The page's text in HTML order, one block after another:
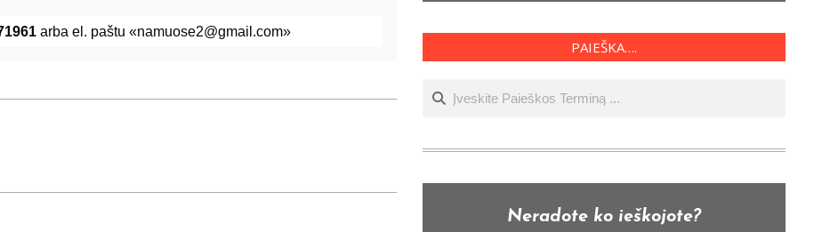
arba el. paštu «namuose2@gmail.com»
PAIEŠKA….
Ieškoti
Neradote ko ieškojote?